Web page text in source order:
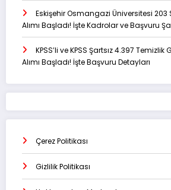
Eskişehir Osmangazi Üniversitesi 203
Alımı Başladı! İşte Kadrolar ve Başvuru
KPSS’li ve KPSS Şartsız 4.397
Alımı Başladı! İşte Başvuru Detayları
Çerez Politikası
Gizlilik Politikası